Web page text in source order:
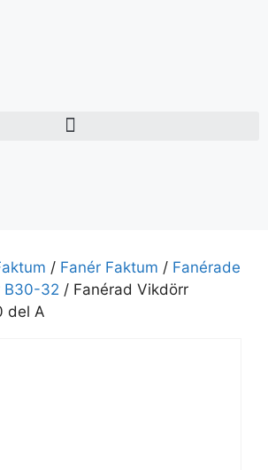
/ Fanér Faktum / Fanérade
B30-32 / Fanérad Vikdörr
del A